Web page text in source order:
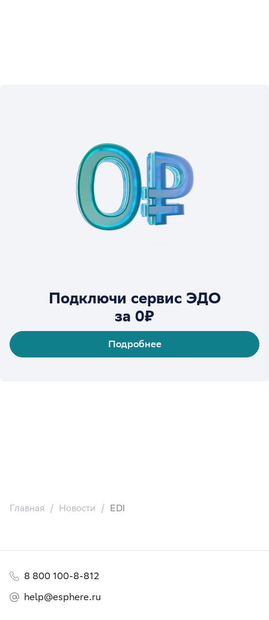
Подключи сервис ЭДО
за 0₽
Подробнее
Главная Новости EDI
8 800 100-8-812
help@esphere.ru